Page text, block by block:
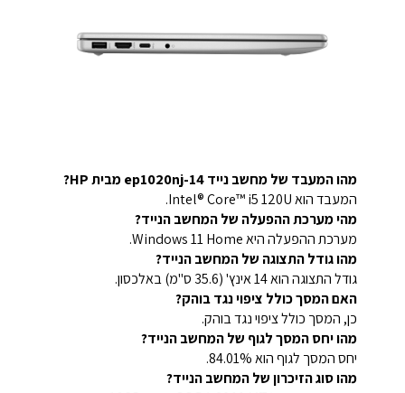
מהו המעבד של מחשב נייד 14-ep1020nj מבית HP?
המעבד הוא Intel® Core™ i5 120U.
מהי מערכת ההפעלה של המחשב הנייד?
מערכת ההפעלה היא Windows 11 Home.
מהו גודל התצוגה של המחשב הנייד?
גודל התצוגה הוא 14 אינץ' (35.6 ס"מ) באלכסון.
האם המסך כולל ציפוי נגד בוהק?
כן, המסך כולל ציפוי נגד בוהק.
מהו יחס המסך לגוף של המחשב הנייד?
יחס המסך לגוף הוא 84.01%.
מהו סוג הזיכרון של המחשב הנייד?